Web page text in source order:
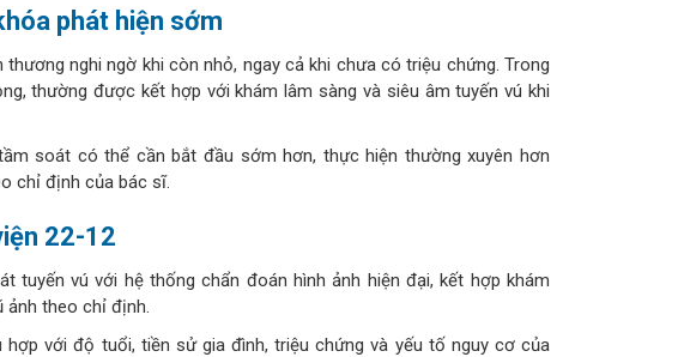
phát hiện sớm
nghi ngờ khi còn nhỏ, ngay cả khi chưa có triệu chứng. Trong
thường được kết hợp với khám lâm sàng và siêu âm tuyến vú khi
soát có thể cần bắt đầu sớm hơn, thực hiện thường xuyên hơn
chỉ định của bác sĩ.
22-12
tuyến vú với hệ thống chẩn đoán hình ảnh hiện đại, kết hợp khám
ảnh theo chỉ định.
với độ tuổi, tiền sử gia đình, triệu chứng và yếu tố nguy cơ của